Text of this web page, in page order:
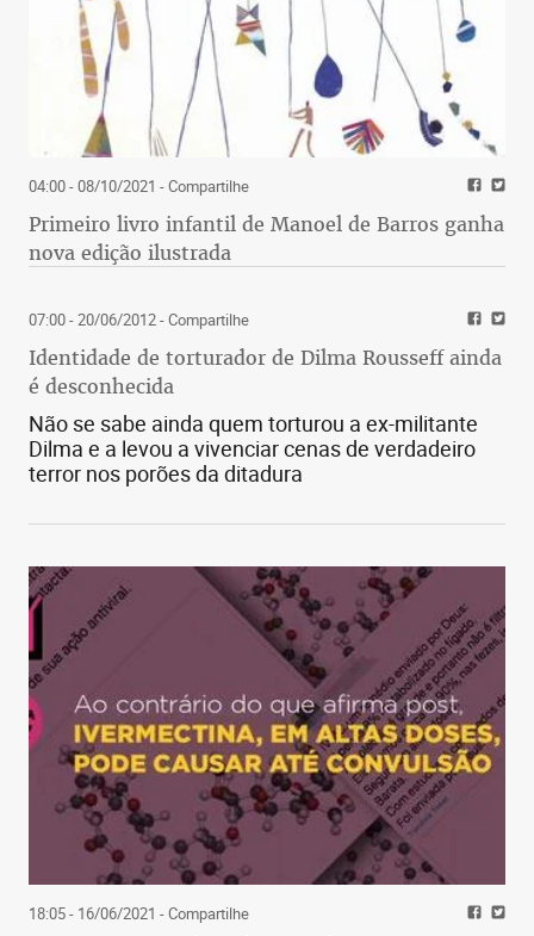
04:00 - 08/10/2021 - Compartilhe
Primeiro livro infantil de Manoel de Barros ganha
nova edição ilustrada
07:00 - 20/06/2012- Compartilhe
Identidade de torturador de Dilma Rousseff ainda
é desconhecida
Não se sabe ainda quem torturou a ex-militante
Dilma e a levou a vivenciar cenas de verdadeiro
terror nos porões da ditadura
18:05 - 16/06/2021 - Compartilhe